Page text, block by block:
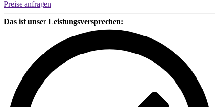
4
Preise anfragen
Das ist unser Leistungsversprechen: